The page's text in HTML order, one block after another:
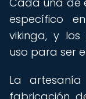
específico
vikinga, y
uso para ser
La